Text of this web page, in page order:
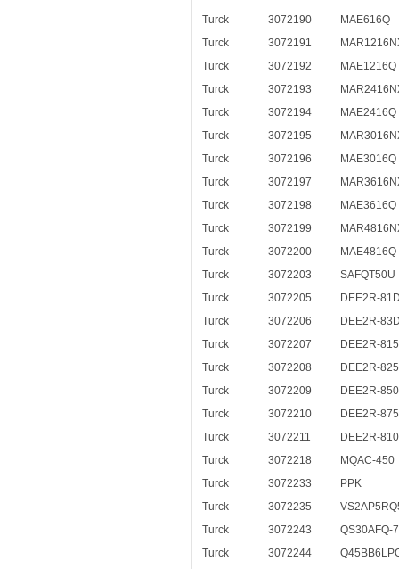
Turck
3072190
MAE616Q
Turck
3072191
Turck
3072192
MAE1216Q
Turck
3072193
Turck
3072194
MAE2416Q
Turck
3072195
Turck
3072196
MAE3016Q
Turck
3072197
Turck
3072198
MAE3616Q
Turck
3072199
Turck
3072200
MAE4816Q
Turck
3072203
SAFQT50U
Turck
3072205
DEE2R-
Turck
3072206
DEE2R-
Turck
3072207
DEE2R-
Turck
3072208
DEE2R-
Turck
3072209
DEE2R-
Turck
3072210
DEE2R-
Turck
3072211
DEE2R-
Turck
3072218
MQAC-450
Turck
3072233
PPK
Turck
3072235
Turck
3072243
QS30AFQ-
Turck
3072244